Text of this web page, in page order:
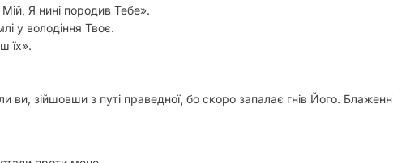
Я нині породив Тебе».
у володіння Твоє.
їх».
зійшовши з путі праведної, бо скоро запалає гнів Його.